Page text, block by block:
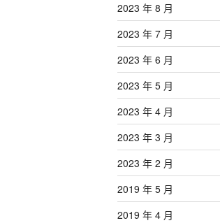
2023 年 8 月
2023 年 7 月
2023 年 6 月
2023 年 5 月
2023 年 4 月
2023 年 3 月
2023 年 2 月
2019 年 5 月
2019 年 4 月